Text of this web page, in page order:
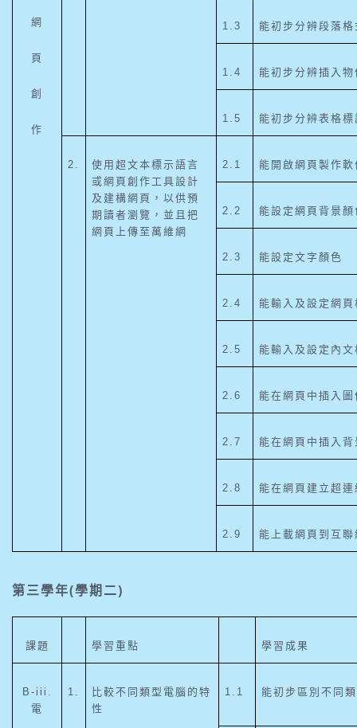
網
頁
創
作
1.3 能初步分辨段落
1.4 能初步分辨插入
1.5 能初步分辨表格標
2.
使用超文本標示語言
或網頁創作工具設計
及建構網頁，以供預
期讀者瀏覽，並且把
網頁上傳至萬維網
2.1 能開啟網頁製作軟
2.2 能設定網頁背景顏
2.3 能設定文字顏色
2.4 能輸入及設定網頁
2.5 能輸入及設定內文
2.6 能在網頁中插入圖
2.7 能在網頁中插入
2.8 能在網頁建立超連
2.9 能上載網頁到互聯
第三學年(學期二)
課題 學習重點 學習成果
B-iii.
電
1.
比較不同類型電腦的特
性
1.1 能初步區別不同